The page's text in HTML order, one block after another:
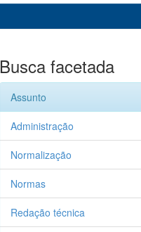
Busca facetada
Assunto
Administração
Normalização
Normas
Redação técnica